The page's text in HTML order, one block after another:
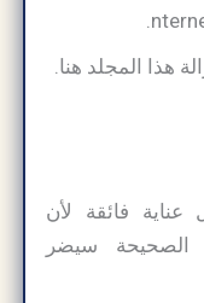
هذا المجلد هنا.
فائقة لأن
سيضر